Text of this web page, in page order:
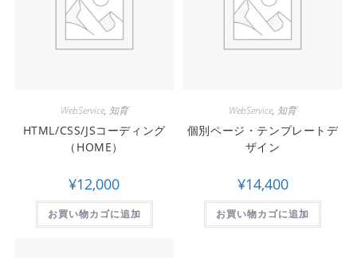
WebService, 知育
HTML/CSS/JSコーディング
（HOME）
¥12,000
お買い物カゴに追加
WebService, 知育
個別ページ・テンプレートデ
ザイン
¥14,400
お買い物カゴに追加